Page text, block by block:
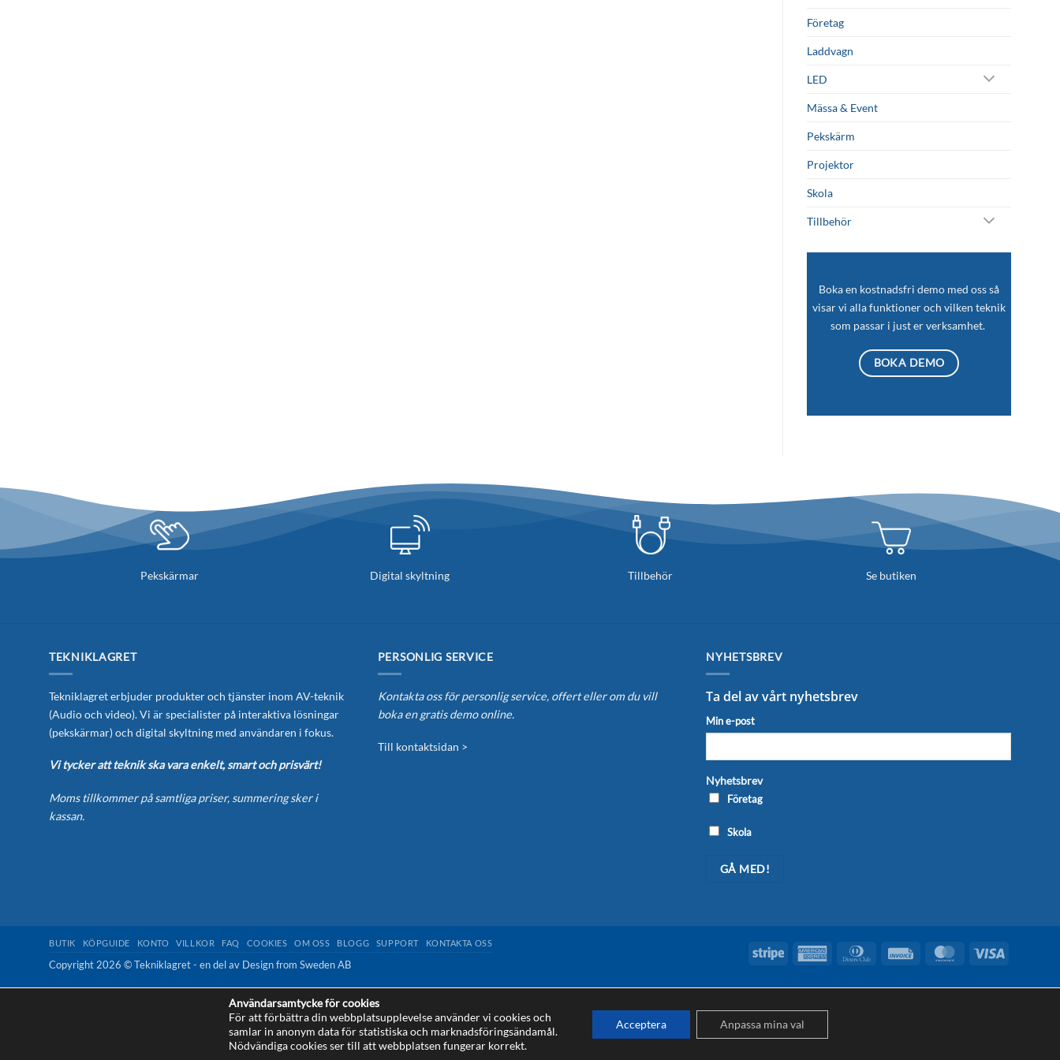
Företag
Laddvagn
LED
Mässa & Event
Pekskärm
Projektor
Skola
Tillbehör
Boka en kostnadsfri demo med oss så
visar vi alla funktioner och vilken teknik
som passar i just er verksamhet.
BOKA DEMO
Pekskärmar Digital skyltning Tillbehör Se butiken
TEKNIKLAGRET
Tekniklagret erbjuder produkter och tjänster inom AV-teknik
(Audio och video). Vi är specialister på interaktiva lösningar
(pekskärmar) och digital skyltning med användaren i fokus.
Vi tycker att teknik ska vara enkelt, smart och prisvärt!
Moms tillkommer på samtliga priser, summering sker i
kassan.
PERSONLIG SERVICE
Kontakta oss för personlig service, offert eller om du vill
boka en gratis demo online.
Till kontaktsidan >
NYHETSBREV
Ta del av vårt nyhetsbrev
Min e-post
Nyhetsbrev
Företag
Skola
Stripe
American
Dinners
Invoice MasterCard
BUTIK KÖPGUIDE KONTO VILLKOR FAQ COOKIES OM OSS BLOGG SUPPORT KONTAKTA OSS
Copyright 2026 © Tekniklagret - en del av Design from Sweden AB
This site is protected by reCAPTCHA and the Google Privacy PolicyandTerms of Service
Användarsamtycke för cookies
För att förbättra din webbplatsupplevelse använder vi cookies och
samlar in anonym data för statistiska och marknadsföringsändamål.
Nödvändiga cookies ser till att webbplatsen fungerar korrekt.
Acceptera Anpassa mina val